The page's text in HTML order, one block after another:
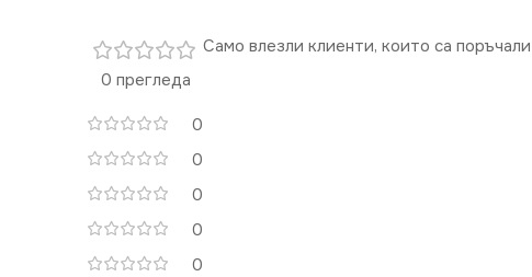
0 прегледа
0
0
0
0
0
Само влезли клиенти, които са